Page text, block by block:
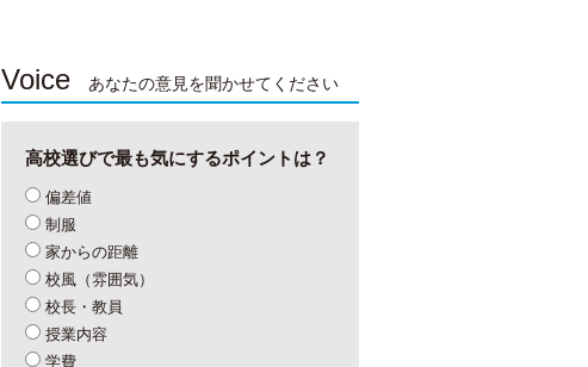
Voice あなたの意見を聞かせてください
高校選びで最も気にするポイントは？
偏差値
制服
家からの距離
校風（雰囲気）
校長・教員
授業内容
学費